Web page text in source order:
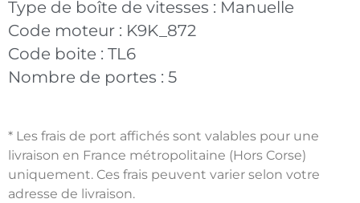
Type de boîte de vitesses : Manuelle
Code moteur : K9K_872
Code boite : TL6
Nombre de portes : 5
* Les frais de port affichés sont valables pour une
livraison en France métropolitaine (Hors Corse)
uniquement. Ces frais peuvent varier selon votre
adresse de livraison.